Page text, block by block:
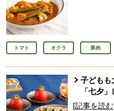
トマト オクラ 豚肉
子どもも
「七夕
[記事を読